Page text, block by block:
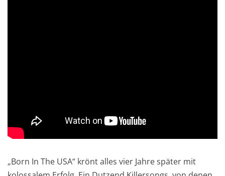
„Born In The USA“ krönt alles vier Jahre später mit